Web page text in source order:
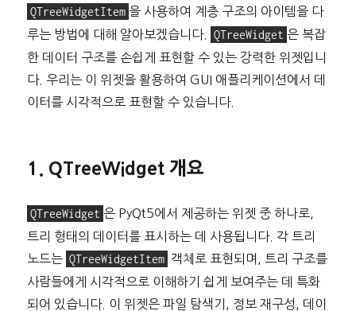
QTreeWidgetItem 을 사용하여 계층 구조의 아이템을 다
루는 방법에 대해 알아보겠습니다.
QTreeWidget 은 복잡
한 데이터 구조를 손쉽게 표현할 수 있는 강력한 위젯입니
다. 우리는 이 위젯을 활용하여 GUI 애플리케이션에서 데
이터를 시각적으로 표현할 수 있습니다.
1. QTreeWidget 개요
QTreeWidget 은 PyQt5에서 제공하는 위젯 중 하나로,
트리 형태의 데이터를 표시하는 데 사용됩니다. 각 트리
노드는 QTreeWidgetItem 객체로 표현되며, 트리 구조를
사람들에게 시각적으로 이해하기 쉽게 보여주는 데 특화
되어 있습니다. 이 위젯은 파일 탐색기, 정보 재구성, 데이